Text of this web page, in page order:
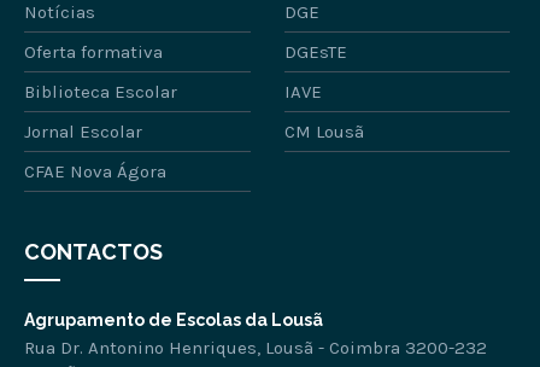
Notícias
DGE
Oferta formativa
DGEsTE
Biblioteca Escolar
IAVE
Jornal Escolar
CM Lousã
CFAE Nova Ágora
CONTACTOS
Agrupamento de Escolas da Lousã
Rua Dr. Antonino Henriques, Lousã - Coimbra 3200-232